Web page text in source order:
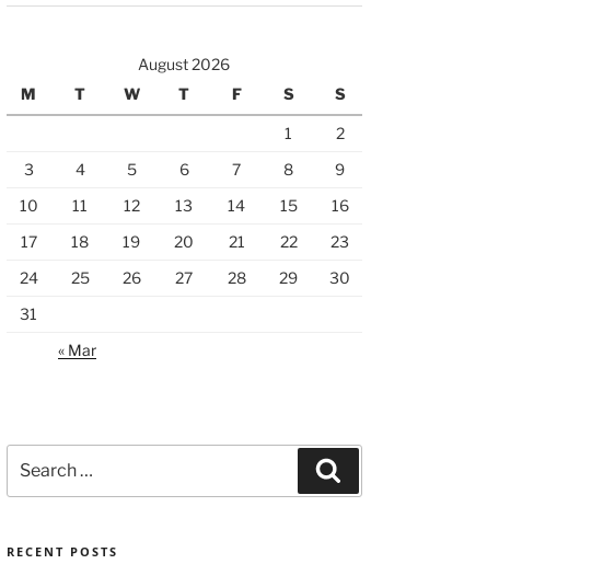
August 2026
M
T W T F S S
1
2
3
4 5 6 7 8
9
10
11 12 13 14 15
16
17
18 19 20 21 22
23
24
25 26 27 28 29
30
31
« Mar
for:
RECENT POSTS